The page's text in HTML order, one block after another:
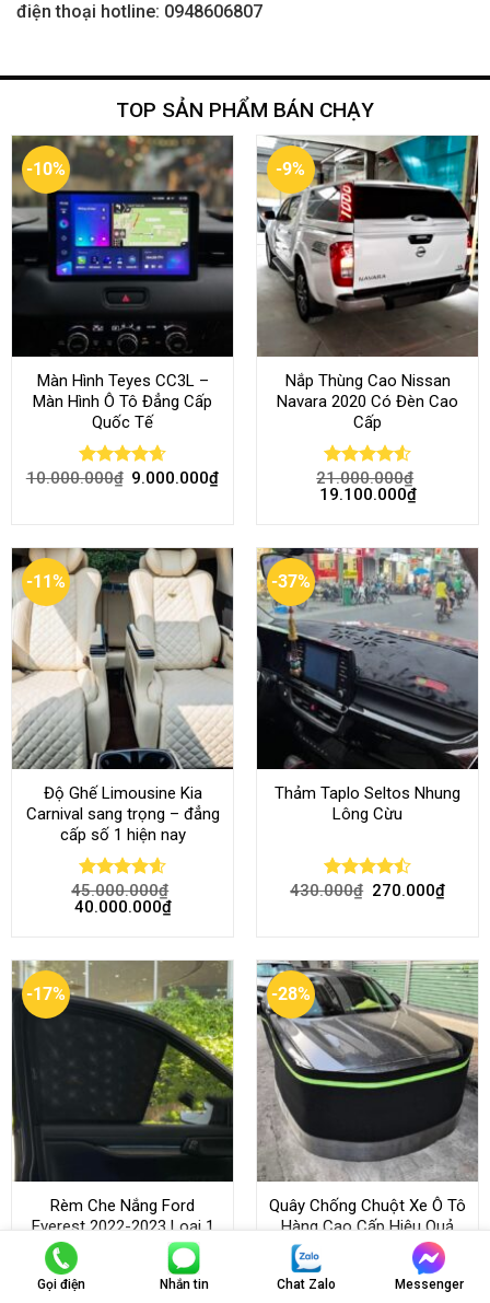
điện thoại hotline: 0948606807
TOP SẢN PHẨM BÁN CHẠY
-10%
Màn Hình Teyes CC3L –
Màn Hình Ô Tô Đẳng Cấp
Quốc Tế
Rated 4.68
10.000.000₫ 9.000.000₫
-9%
Nắp Thùng Cao Nissan
Navara 2020 Có Đèn Cao
Cấp
Rated4.52
out of 5
21.000.000₫
19.100.000₫
-11%
Độ Ghế Limousine Kia
Carnival sang trọng – đẳng
cấp số 1 hiện nay
Rated4.58
out of 5
45.000.000₫
40.000.000₫
-37%
Thảm Taplo Seltos Nhung
Lông Cừu
Rated
430.000₫ 270.000₫
-17%
Rèm Che Nắng Ford
Everest 2022-2023 Loại 1
Hít Nam Châm
-28%
Quây Chống Chuột Xe Ô Tô
Hàng Cao Cấp Hiệu Quả
Gọi điện Nhắn tin Chat Zalo Messenger